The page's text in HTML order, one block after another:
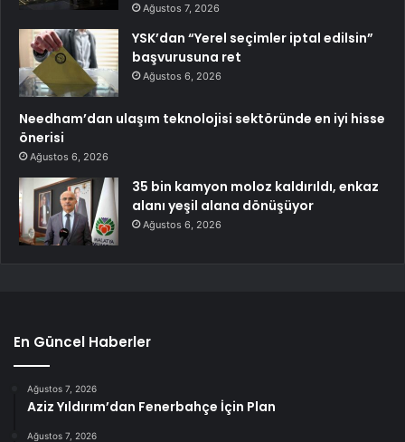
Ağustos 7, 2026
YSK’dan “Yerel seçimler iptal edilsin”
başvurusuna ret
Ağustos 6, 2026
Needham’dan ulaşım teknolojisi sektöründe en iyi hisse
önerisi
Ağustos 6, 2026
35 bin kamyon moloz kaldırıldı, enkaz
alanı yeşil alana dönüşüyor
Ağustos 6, 2026
En Güncel Haberler
Ağustos 7, 2026
Aziz Yıldırım’dan Fenerbahçe İçin Plan
Ağustos 7, 2026